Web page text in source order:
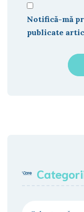
Notifică-mă
publicate